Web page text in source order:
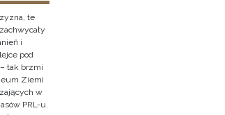
te
i
pod
tak brzmi
Ziemi
w
PRL-u.